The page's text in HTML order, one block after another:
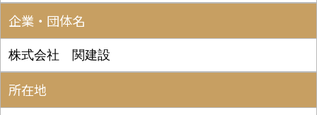
企業・団体名
株式会社 関建設
所在地